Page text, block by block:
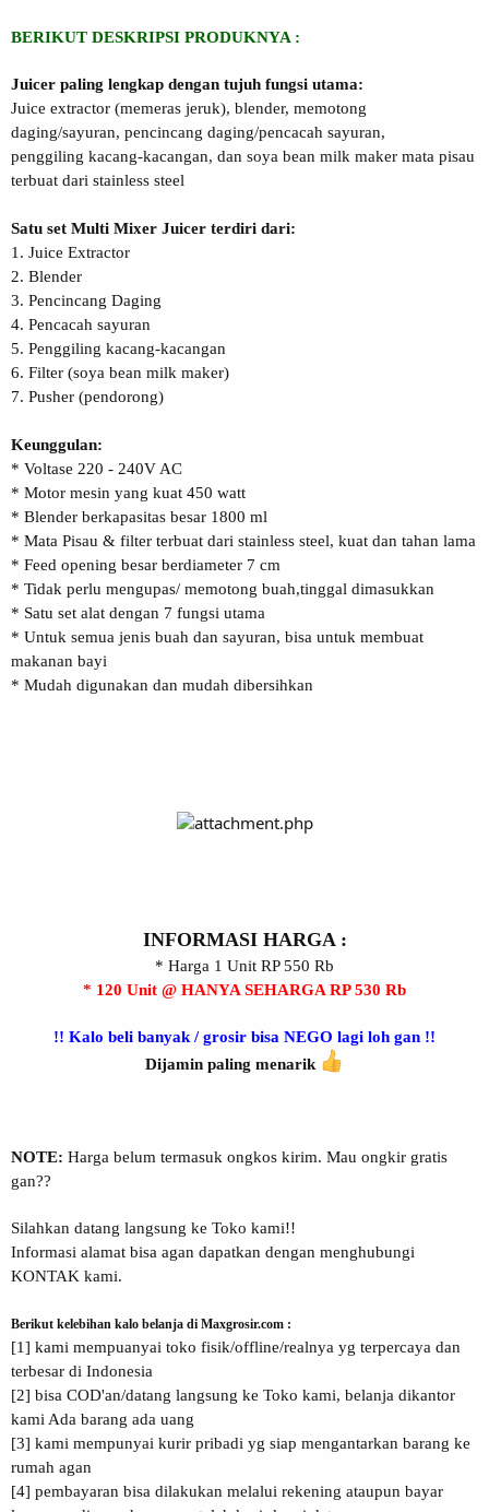
BERIKUT DESKRIPSI PRODUKNYA :
Juicer paling lengkap dengan tujuh fungsi utama:
Juice extractor (memeras jeruk), blender, memotong
daging/sayuran, pencincang daging/pencacah sayuran,
penggiling kacang-kacangan, dan soya bean milk maker mata pisau
terbuat dari stainless steel
Satu set Multi Mixer Juicer terdiri dari:
1. Juice Extractor
2. Blender
3. Pencincang Daging
4. Pencacah sayuran
5. Penggiling kacang-kacangan
6. Filter (soya bean milk maker)
7. Pusher (pendorong)
Keunggulan:
* Voltase 220 - 240V AC
* Motor mesin yang kuat 450 watt
* Blender berkapasitas besar 1800 ml
* Mata Pisau & filter terbuat dari stainless steel, kuat dan tahan lama
* Feed opening besar berdiameter 7 cm
* Tidak perlu mengupas/ memotong buah,tinggal dimasukkan
* Satu set alat dengan 7 fungsi utama
* Untuk semua jenis buah dan sayuran, bisa untuk membuat
makanan bayi
* Mudah digunakan dan mudah dibersihkan
INFORMASI HARGA :
* Harga 1 Unit RP 550 Rb
* 120 Unit @ HANYA SEHARGA RP 530 Rb
!! Kalo beli banyak / grosir bisa NEGO lagi loh gan !!
Dijamin paling menarik
NOTE: Harga belum termasuk ongkos kirim. Mau ongkir gratis
gan??
Silahkan datang langsung ke Toko kami!!
Informasi alamat bisa agan dapatkan dengan menghubungi
KONTAK kami.
Berikut kelebihan kalo belanja di Maxgrosir.com :
[1] kami mempuanyai toko fisik/offline/realnya yg terpercaya dan
terbesar di Indonesia
[2] bisa COD'an/datang langsung ke Toko kami, belanja dikantor
kami Ada barang ada uang
[3] kami mempunyai kurir pribadi yg siap mengantarkan barang ke
rumah agan
[4] pembayaran bisa dilakukan melalui rekening ataupun bayar